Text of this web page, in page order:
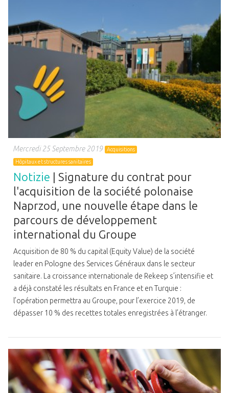
Mercredi 25 Septembre 2019 Acquisitions
Hôpitaux et structures sanitaires
Notizie | Signature du contrat pour
l'acquisition de la société polonaise
Naprzod, une nouvelle étape dans le
parcours de développement
international du Groupe
Acquisition de 80 % du capital (Equity Value) de la société
leader en Pologne des Services Généraux dans le secteur
sanitaire. La croissance internationale de Rekeep s’intensifie et
a déjà constaté les résultats en France et en Turquie :
l’opération permettra au Groupe, pour l’exercice 2019, de
dépasser 10 % des recettes totales enregistrées à l’étranger.